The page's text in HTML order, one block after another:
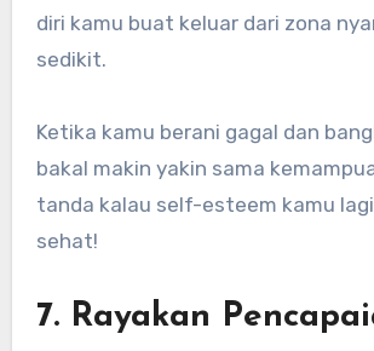
diri kamu buat keluar dari zona
sedikit.
Ketika kamu berani gagal dan
bakal makin yakin sama
tanda kalau self-esteem kamu
sehat!
7. Rayakan